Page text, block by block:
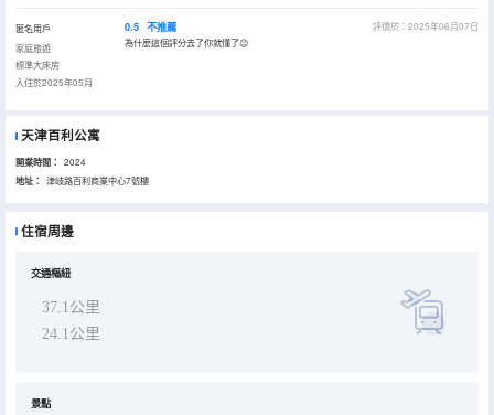
匿名用戶
家庭旅遊
標準大床房
入住於2025年05月
0.5 不推薦
評價於：2025年06月07日
為什麼這個評分去了你就懂了😉
天津百利公寓
開業時間： 2024
地址： 津岐路百利商業中心7號樓
住宿周邊
交通樞紐
37.1公里
24.1公里
景點